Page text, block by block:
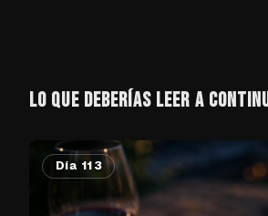
LO QUE DEBERÍAS LEER A
Día 113